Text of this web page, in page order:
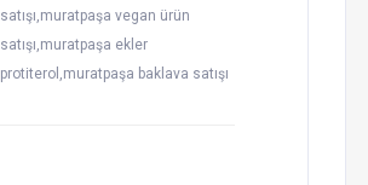
satışı,muratpaşa vegan ürün
satışı,muratpaşa ekler
protiterol,muratpaşa baklava satışı